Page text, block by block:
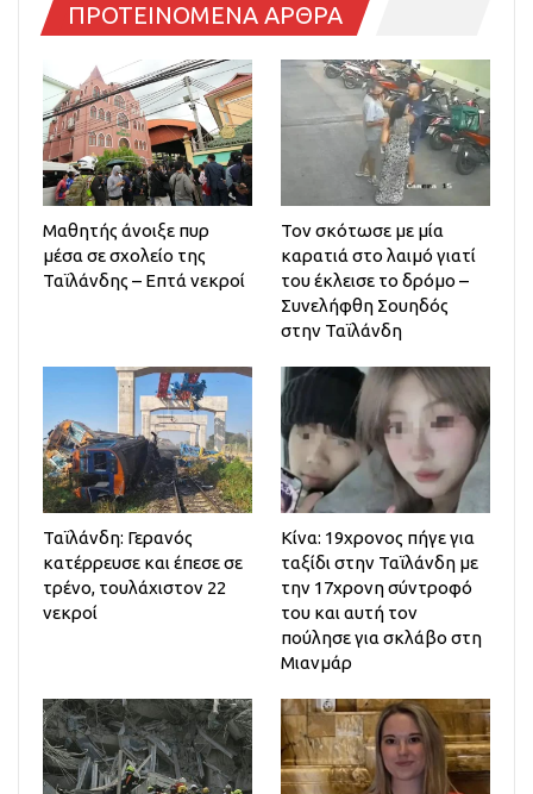
ΠΡΟΤΕΙΝΟΜΕΝΑ ΑΡΘΡΑ
Μαθητής άνοιξε πυρ
μέσα σε σχολείο της
Ταϊλάνδης – Επτά νεκροί
Τον σκότωσε με μία
καρατιά στο λαιμό γιατί
του έκλεισε το δρόμο –
Συνελήφθη Σουηδός
στην Ταϊλάνδη
Ταϊλάνδη: Γερανός
κατέρρευσε και έπεσε σε
τρένο, τουλάχιστον 22
νεκροί
Κίνα: 19χρονος πήγε για
ταξίδι στην Ταϊλάνδη με
την 17χρονη σύντροφό
του και αυτή τον
πούλησε για σκλάβο στη
Μιανμάρ